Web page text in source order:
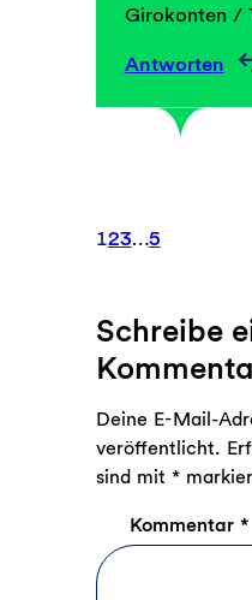
Girokonten /
Antworten
123…5
Schreibe
Deine E-Mail-
veröffentlicht.
sind mit *
Kommentar *